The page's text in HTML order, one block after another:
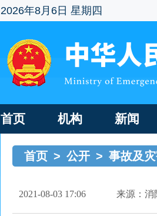
2026年8月6日 星期四
首页 机构 新闻
首页 > 公开 > 事故及
2021-08-03 17:06 来源：消